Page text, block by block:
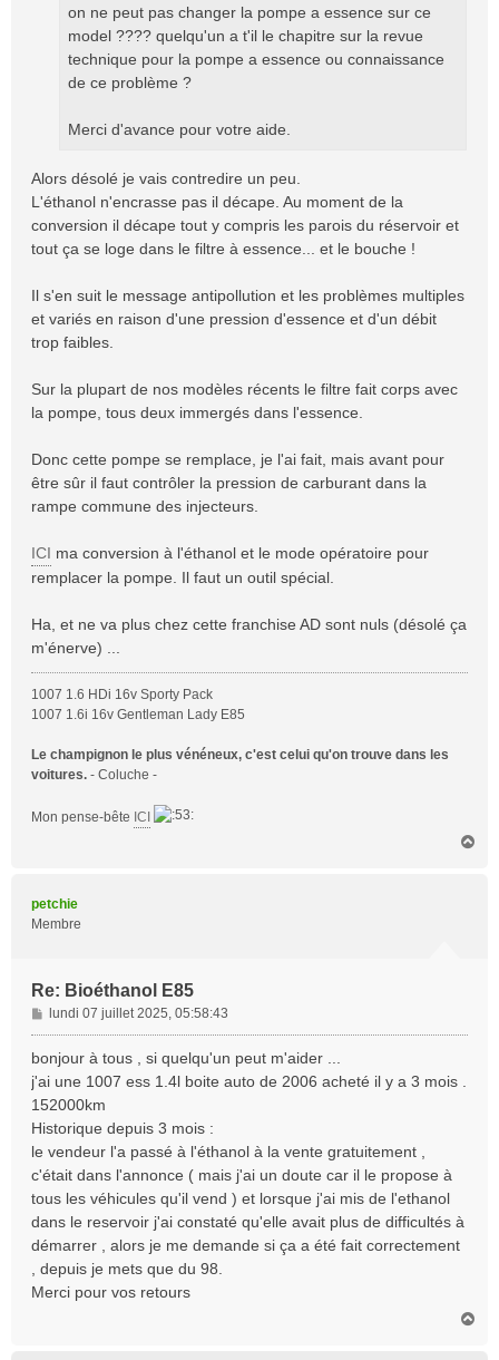
on ne peut pas changer la pompe a essence sur ce
model ???? quelqu'un a t'il le chapitre sur la revue
technique pour la pompe a essence ou connaissance
de ce problème ?
Merci d'avance pour votre aide.
Alors désolé je vais contredire un peu.
L'éthanol n'encrasse pas il décape. Au moment de la
conversion il décape tout y compris les parois du réservoir et
tout ça se loge dans le filtre à essence... et le bouche !
Il s'en suit le message antipollution et les problèmes multiples
et variés en raison d'une pression d'essence et d'un débit
trop faibles.
Sur la plupart de nos modèles récents le filtre fait corps avec
la pompe, tous deux immergés dans l'essence.
Donc cette pompe se remplace, je l'ai fait, mais avant pour
être sûr il faut contrôler la pression de carburant dans la
rampe commune des injecteurs.
ICI ma conversion à l'éthanol et le mode opératoire pour
remplacer la pompe. Il faut un outil spécial.
Ha, et ne va plus chez cette franchise AD sont nuls (désolé ça
m'énerve) ...
1007 1.6 HDi 16v Sporty Pack
1007 1.6i 16v Gentleman Lady E85
Le champignon le plus vénéneux, c'est celui qu'on trouve dans les
voitures. - Coluche -
Mon pense-bête ICI
petchie
Membre
Re: Bioéthanol E85
M
e
s
s
g
e
lundi 07 juillet 2025, 05:58:43
bonjour à tous , si quelqu'un peut m'aider ...
j'ai une 1007 ess 1.4l boite auto de 2006 acheté il y a 3 mois .
152000km
Historique depuis 3 mois :
le vendeur l'a passé à l'éthanol à la vente gratuitement ,
c'était dans l'annonce ( mais j'ai un doute car il le propose à
tous les véhicules qu'il vend ) et lorsque j'ai mis de l'ethanol
dans le reservoir j'ai constaté qu'elle avait plus de difficultés à
démarrer , alors je me demande si ça a été fait correctement
, depuis je mets que du 98.
Merci pour vos retours